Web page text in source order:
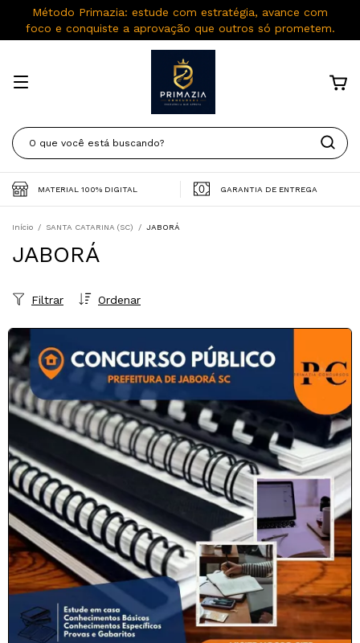
Método Primazia: estude com estratégia, avance com
foco e conquiste a aprovação que outros só prometem.
MATERIAL 100% DIGITAL GARANTIA DE ENTREGA
Início / SANTA CATARINA (SC) / JABORÁ
JABORÁ
Ordenar
Filtrar